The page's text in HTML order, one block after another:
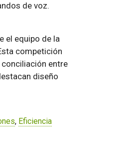
de voz.
el equipo de la
competición
entre
diseño
, Eficiencia